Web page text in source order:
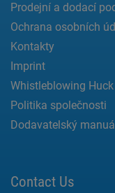
Prodejní a dodací
Ochrana osobních
Kontakty
Imprint
Whistleblowing Huck
Politika společnosti
Dodavatelský manuál
Contact Us